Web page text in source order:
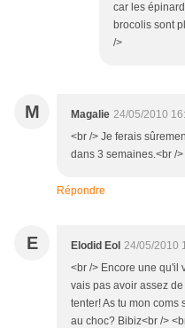
car les
brocolis sont
/>
M Magalie 24/05/2010
<br /> Je ferais
dans 3 semaines.<br /
Répondre
E Elodid Eol 24/05/2010
<br /> Encore une qu'il
vais pas avoir assez
tenter! As tu mon coms
au choc? Bibiz<br />